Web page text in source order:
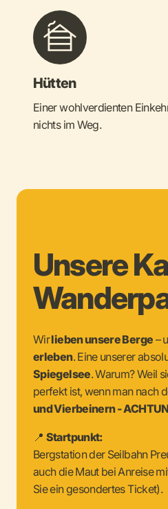
Hütten
Einer wohlverdienten
nichts im Weg.
Unsere
Wirlieben unsere Berge –
erleben. Eine unserer
Spiegelsee. Warum? Weil
perfekt ist, wenn man nach
und Vierbeinern -
📍 Startpunkt:
Bergstation der Seilbahn
auch die Maut bei Anreise
Sie ein gesondertes Ticket).